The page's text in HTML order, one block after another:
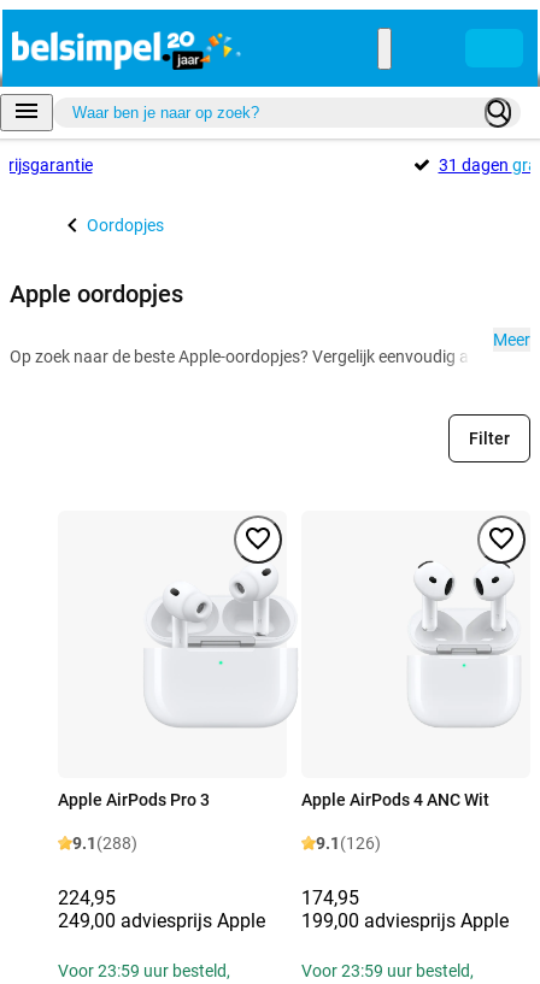
31 dagen
Oordopjes
Apple oordopjes
Op zoek naar de beste Apple-oordopjes? Vergelijk eenvoudig alle
Meer
Filter
Apple AirPods Pro 3
9.1(288)
224,95
249,00 adviesprijs Apple
Voor 23:59 uur besteld,
Apple AirPods 4 ANC Wit
9.1(126)
174,95
199,00 adviesprijs Apple
Voor 23:59 uur besteld,